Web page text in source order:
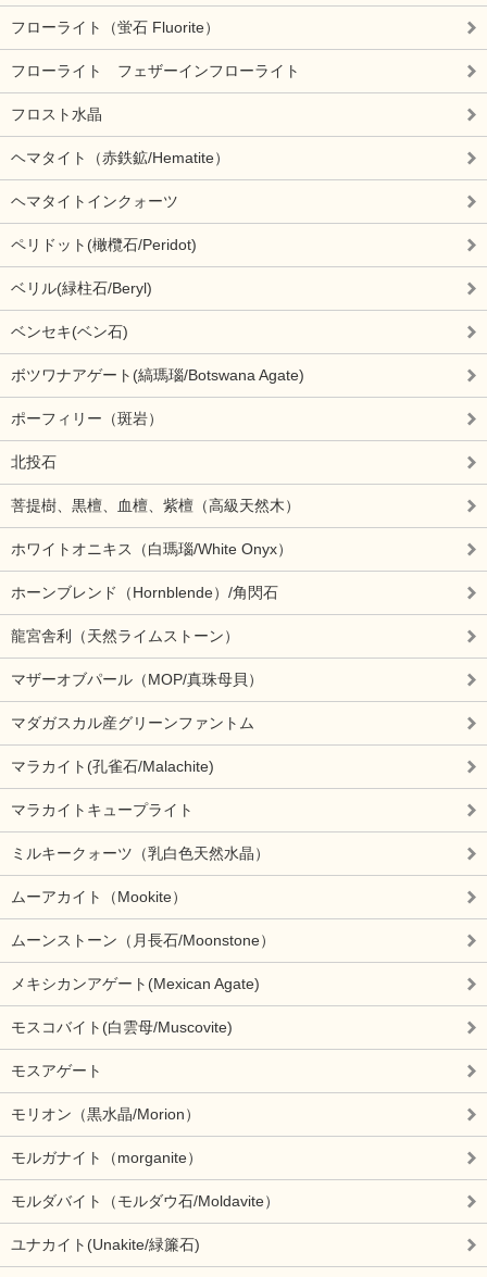
フローライト（蛍石 Fluorite）
フローライト フェザーインフローライト
フロスト水晶
ヘマタイト（赤鉄鉱/Hematite）
ヘマタイトインクォーツ
ペリドット(橄欖石/Peridot)
ベリル(緑柱石/Beryl)
ベンセキ(ベン石)
ボツワナアゲート(縞瑪瑙/Botswana Agate)
ポーフィリー（斑岩）
北投石
菩提樹、黒檀、血檀、紫檀（高級天然木）
ホワイトオニキス（白瑪瑙/White Onyx）
ホーンブレンド（Hornblende）/角閃石
龍宮舎利（天然ライムストーン）
マザーオブパール（MOP/真珠母貝）
マダガスカル産グリーンファントム
マラカイト(孔雀石/Malachite)
マラカイトキュープライト
ミルキークォーツ（乳白色天然水晶）
ムーアカイト（Mookite）
ムーンストーン（月長石/Moonstone）
メキシカンアゲート(Mexican Agate)
モスコバイト(白雲母/Muscovite)
モスアゲート
モリオン（黒水晶/Morion）
モルガナイト（morganite）
モルダバイト（モルダウ石/Moldavite）
ユナカイト(Unakite/緑簾石)